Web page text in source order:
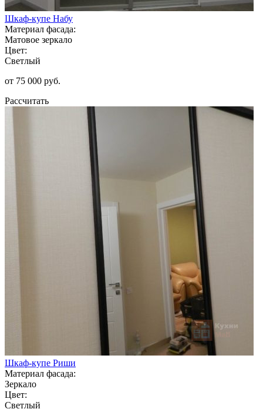
Шкаф-купе Набу
Материал фасада:
Матовое зеркало
Цвет:
Светлый
от 75 000 руб.
Рассчитать
Шкаф-купе Риши
Материал фасада:
Зеркало
Цвет:
Светлый